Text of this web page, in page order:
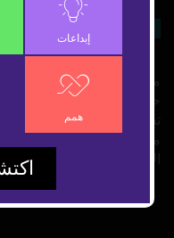
مظاهرات تطالب الولايات
حول العالم كانت آخر غارة
مما أثار ضجة حول العالم
الأمريكي للخروج والاعتذار
إبداعات
همم